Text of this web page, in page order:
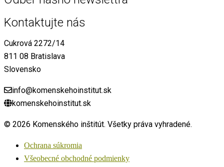
Kontaktujte nás
Cukrová 2272/14
811 08 Bratislava
Slovensko
info@komenskehoinstitut.sk
komenskehoinstitut.sk
© 2026 Komenského inštitút. Všetky práva vyhradené.
Ochrana súkromia
Všeobecné obchodné podmienky